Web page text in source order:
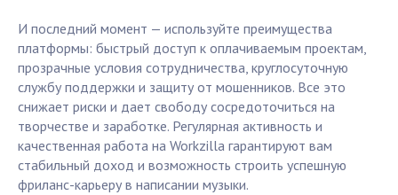
И последний момент — используйте преимущества
платформы: быстрый доступ к оплачиваемым проектам,
прозрачные условия сотрудничества, круглосуточную
службу поддержки и защиту от мошенников. Все это
снижает риски и дает свободу сосредоточиться на
творчестве и заработке. Регулярная активность и
качественная работа на Workzilla гарантируют вам
стабильный доход и возможность строить успешную
фриланс-карьеру в написании музыки.